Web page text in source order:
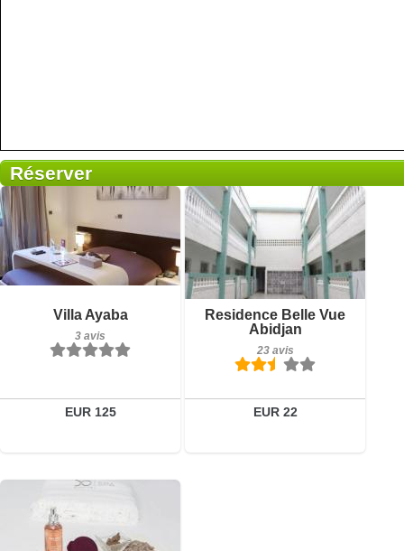
Réserver
Villa Ayaba
3 avis
EUR 125
3 avis
Réserver
Residence Belle Vue
Abidjan
23 avis
EUR 22
23 avis
Détails
Réserver